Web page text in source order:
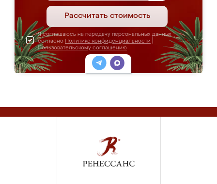
Рассчитать стоимость
Я соглашаюсь на передачу персональных данных
согласно Политике конфиденциальности
Пользовательскому соглашению